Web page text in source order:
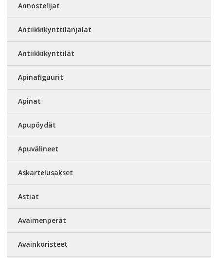
Annostelijat
Antiikkikynttilänjalat
Antiikkikynttilät
Apinafiguurit
Apinat
Apupöydät
Apuvälineet
Askartelusakset
Astiat
Avaimenperät
Avainkoristeet